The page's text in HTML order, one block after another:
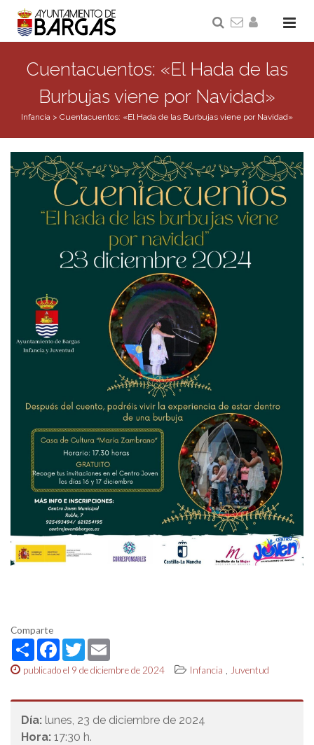
Cuentacuentos: «El Hada de las
Burbujas viene por Navidad»
Infancia > Cuentacuentos: «El Hada de las Burbujas viene por Navidad»
Comparte
ShareFacebook
Twitter
publicado el 9 de diciembre de 2024 Infancia , Juventud
Día: lunes, 23 de diciembre de 2024
Hora: 17:30 h.